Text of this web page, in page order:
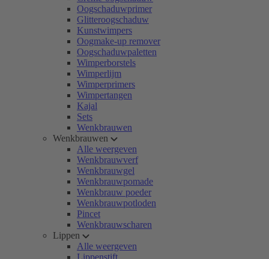
Oogschaduwprimer
Glitteroogschaduw
Kunstwimpers
Oogmake-up remover
Oogschaduwpaletten
Wimperborstels
Wimperlijm
Wimperprimers
Wimpertangen
Kajal
Sets
Wenkbrauwen
Wenkbrauwen
Alle weergeven
Wenkbrauwverf
Wenkbrauwgel
Wenkbrauwpomade
Wenkbrauw poeder
Wenkbrauwpotloden
Pincet
Wenkbrauwscharen
Lippen
Alle weergeven
Lippenstift